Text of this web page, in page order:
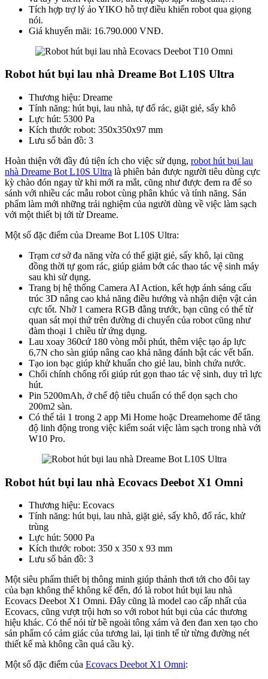
Tích hợp trợ lý ảo YIKO hỗ trợ điều khiển robot qua giọng
nói.
Giá khuyến mãi: 16.790.000 VNĐ.
Robot hút bụi lau nhà Dreame Bot L10S Ultra
Thương hiệu: Dreame
Tính năng: hút bụi, lau nhà, tự đổ rác, giặt giẻ, sấy khô
Lực hút: 5300 Pa
Kích thước robot: 350x350x97 mm
Lưu số bản đồ: 3
Hoàn thiện với đầy đủ tiện ích cho việc sử dụng, robot hút bụi lau
nhà Dreame Bot L10S Ultra là phiên bản được người tiêu dùng cực
kỳ chào đón ngay từ khi mới ra mắt, cũng như được đem ra để so
sánh với nhiều các mẫu robot cùng phân khúc và tính năng. Sản
phẩm làm mới những trải nghiệm của người dùng về việc làm sạch
với một thiết bị tới từ Dreame.
Một số đặc điểm của Dreame Bot L10S Ultra:
Trạm cơ sở đa năng vừa có thể giặt giẻ, sấy khô, lại cũng
đồng thời tự gom rác, giúp giảm bớt các thao tác vệ sinh máy
sau khi sử dụng.
Trang bị hệ thống Camera AI Action, kết hợp ánh sáng cấu
trúc 3D nâng cao khả năng điều hướng và nhận diện vật cản
cực tốt. Nhờ 1 camera RGB đằng trước, bạn cũng có thể từ
quan sát mọi thứ trên đường di chuyển của robot cũng như
đàm thoại 1 chiều từ ứng dụng.
Lau xoay 360cứ 180 vòng mỗi phút, thêm việc tạo áp lực
6,7N cho sàn giúp nâng cao khả năng đánh bật các vết bẩn.
Tạo ion bạc giúp khử khuẩn cho giẻ lau, bình chứa nước.
Chổi chính chống rối giúp rút gọn thao tác vệ sinh, duy trì lực
hút.
Pin 5200mAh, ở chế độ tiêu chuẩn có thể dọn sạch cho
200m2 sàn.
Có thể tải 1 trong 2 app Mi Home hoặc Dreamehome để tăng
độ linh động trong việc kiểm soát việc làm sạch trong nhà với
W10 Pro.
Robot hút bụi lau nhà Ecovacs Deebot X1 Omni
Thương hiệu: Ecovacs
Tính năng: hút bụi, lau nhà, giặt giẻ, sấy khô, đổ rác, khử
trùng
Lực hút: 5000 Pa
Kích thước robot: 350 x 350 x 93 mm
Lưu số bản đồ: 3
Một siêu phẩm thiết bị thông minh giúp thảnh thơi tới cho đôi tay
của bạn không thể không kể đến, đó là robot hút bụi lau nhà
Ecovacs Deebot X1 Omni. Đây cũng là model cao cấp nhất của
Ecovacs, cũng vượt trội hơn so với robot hút bụi của các thương
hiệu khác. Có thể nói từ bề ngoài tông xám và đen đan xen tạo cho
sản phẩm có cảm giác của tương lai, lại tinh tế từ từng đường nét
thiết kế mà không cần quá cầu kỳ.
Một số đặc điểm của Ecovacs Deebot X1 Omni: